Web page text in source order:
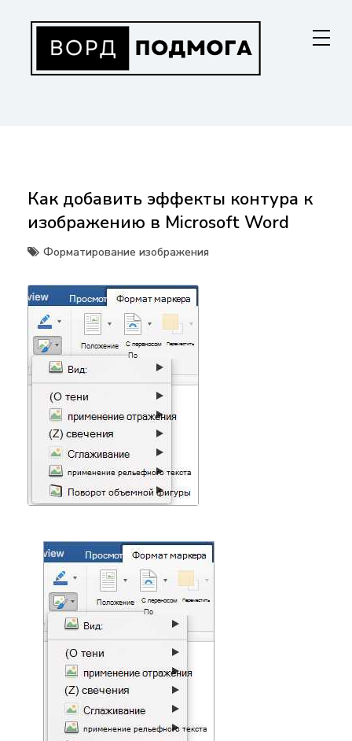
содержанию
Как добавить эффекты контура к
изображению в Microsoft Word
Форматирование изображения